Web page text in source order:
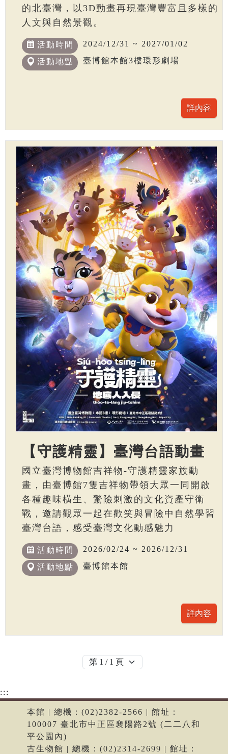
的北臺灣，以3D動畫再現臺灣豐富且多樣的
人文與自然景觀。
活動時間 2024/12/31 ~ 2027/01/02
活動地點 臺博館本館3樓環形劇場
【守護精靈】臺灣台語動畫
國立臺灣博物館吉祥物-守護精靈家族動
畫，由臺博館7隻吉祥物帶領大眾一同開啟
各種趣味橫生、驚險刺激的文化資產守衛
戰，邀請觀眾一起在歡笑與冒險中自然學習
臺灣台語，感受臺灣文化動感魅力
活動時間 2026/02/24 ~ 2026/12/31
活動地點 臺博館本館
:::
本館 | 總機：(02)2382-2566 | 館址：
100007 臺北市中正區襄陽路2號 (二二八和
平公園內)
古生物館 | 總機：(02)2314-2699 | 館址：